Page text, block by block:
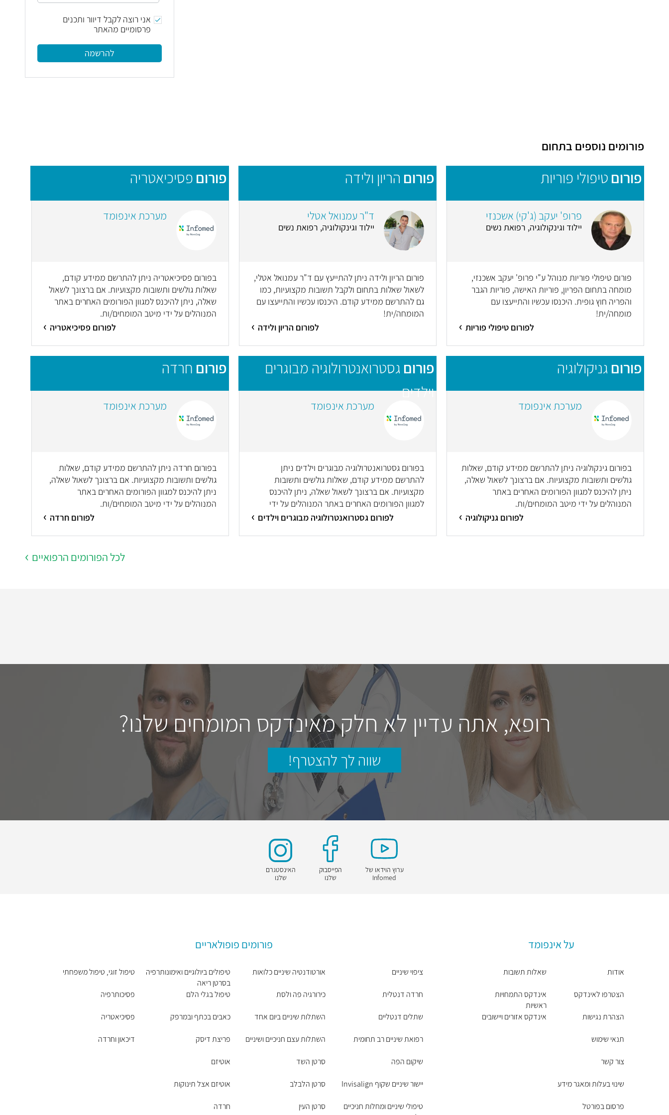
אני רוצה לקבל דיוור ותכנים
פרסומיים מהאתר
להרשמה
פורומים נוספים בתחום
פורום טיפולי פוריות
פרופ' יעקב (ג'קי) אשכנזי
יילוד וגינקולוגיה, רפואת נשים
פורום טיפולי פוריות מנוהל ע"י פרופ' יעקב אשכנזי,
מומחה בתחום הפריון, פוריות האישה, פוריות הגבר
והפריה חוץ גופית. היכנסו עכשיו והתייעצו עם
מומחה/ית!
לפורום טיפולי פוריות
פורום הריון ולידה
ד"ר עמנואל אטלי
יילוד וגינקולוגיה, רפואת נשים
פורום הריון ולידה ניתן להתייעץ עם ד"ר עמנואל אטלי,
לשאול שאלות בתחום ולקבל תשובות מקצועיות, כמו
גם להתרשם ממידע קודם. היכנסו עכשיו והתייעצו עם
המומחה/ית!
לפורום הריון ולידה
פורום פסיכיאטריה
מערכת אינפומד
בפורום פסיכיאטריה ניתן להתרשם ממידע קודם,
שאלות גולשים ותשובות מקצועיות. אם ברצונך לשאול
שאלה, ניתן להיכנס למגוון הפורומים האחרים באתר
המנוהלים על ידי מיטב המומחים/ות.
לפורום פסיכיאטריה
פורום גניקולוגיה
מערכת אינפומד
בפורום גינקולוגיה ניתן להתרשם ממידע קודם, שאלות
גולשים ותשובות מקצועיות. אם ברצונך לשאול שאלה,
ניתן להיכנס למגוון הפורומים האחרים באתר
המנוהלים על ידי מיטב המומחים/ות.
לפורום גניקולוגיה
פורום גסטרואנטרולוגיה מבוגרים
וילדים
מערכת אינפומד
בפורום גסטרואנטרולוגיה מבוגרים וילדים ניתן
להתרשם ממידע קודם, שאלות גולשים ותשובות
מקצועיות. אם ברצונך לשאול שאלה, ניתן להיכנס
למגוון הפורומים האחרים באתר המנוהלים על ידי
מיטב המומחים/ות.
לפורום גסטרואנטרולוגיה מבוגרים וילדים
פורום חרדה
מערכת אינפומד
בפורום חרדה ניתן להתרשם ממידע קודם, שאלות
גולשים ותשובות מקצועיות. אם ברצונך לשאול שאלה,
ניתן להיכנס למגוון הפורומים האחרים באתר
המנוהלים על ידי מיטב המומחים/ות.
לפורום חרדה
לכל הפורומים הרפואיים
רופא, אתה עדיין לא חלק מאינדקס המומחים שלנו?
שווה לך להצטרף!
ערוץ הוידאו של
Infomed
הפייסבוק
שלנו
האינסטגרם
שלנו
על אינפומד
אודות
הצטרפו לאינדקס
הצהרת נגישות
תנאי שימוש
צור קשר
שינוי בעלות ומאגר מידע
פרסום בפורטל
שאלות תשובות
אינדקס התמחויות
ראשיות
אינדקס אזורים ויישובים
פורומים פופולאריים
ציפוי שיניים
חרדה דנטלית
שתלים דנטליים
רפואת שיניים רב תחומית
שיקום הפה
יישור שיניים שקוף Invisalign
טיפולי שיניים ומחלות חניכיים
אורטודנטיה שיניים כלואות
כירורגיה פה ולסת
השתלות שיניים ביום אחד
השתלות עצם חניכיים ושיניים
סרטן השד
סרטן הלבלב
סרטן העין
טיפולים ביולוגיים ואימונותרפיה
בסרטן ריאה
טיפול בגלי הלם
כאבים בכתף ובמרפק
פריצת דיסק
אוטיזם
אוטיזם אצל תינוקות
חרדה
טיפול זוגי, טיפול משפחתי
פסיכותרפיה
פסיכיאטריה
דיכאון וחרדה